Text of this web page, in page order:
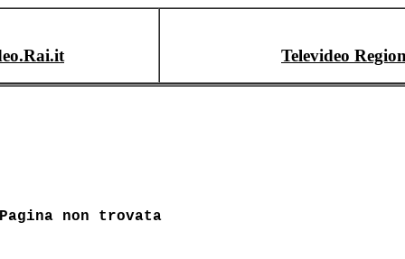
Televideo
Pagina non trovata